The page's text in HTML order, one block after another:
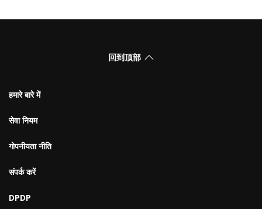
回到顶部
हमारे बारे में
सेवा नियम
गोपनीयता नीति
संपर्क करें
DPDP